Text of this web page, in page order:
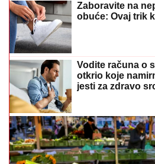
Zaboravite na
obuće: Ovaj trik
Vodite računa o
otkrio koje
jesti za zdravo